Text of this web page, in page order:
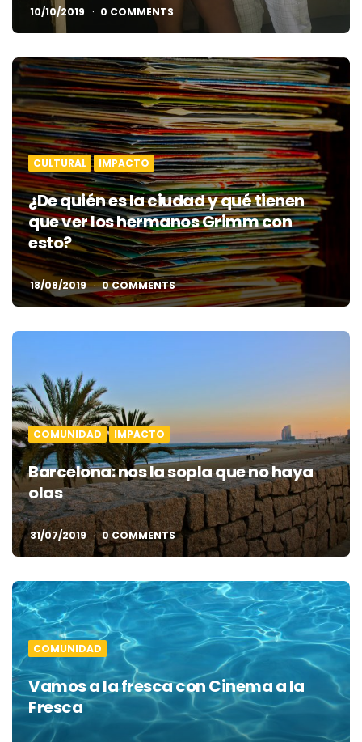
10/10/2019 0 COMMENTS
CULTURAL IMPACTO
¿De quién es la ciudad y qué tienen
que ver los hermanos Grimm con
esto?
18/08/2019 0 COMMENTS
COMUNIDAD IMPACTO
Barcelona: nos la sopla que no haya
olas
31/07/2019 0 COMMENTS
COMUNIDAD
Vamos a la fresca con Cinema a la
Fresca